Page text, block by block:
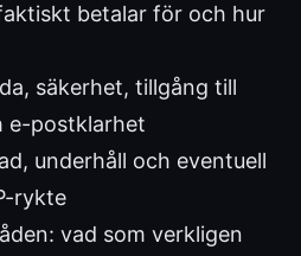
betalar för och hur
säkerhet, tillgång till
e-postklarhet
underhåll och eventuell
rykte
vad som verkligen